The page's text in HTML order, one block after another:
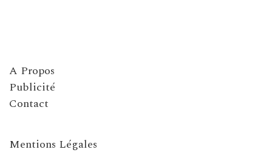
A Propos
Publicité
Contact
Mentions Légales